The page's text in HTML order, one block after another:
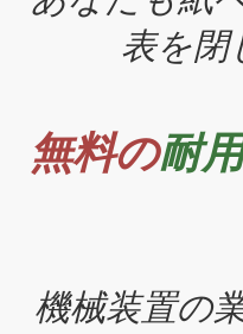
表を閉
無料の耐
機械装置の